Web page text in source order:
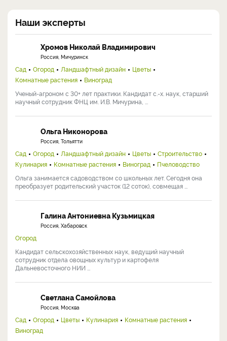
Наши эксперты
Хромов Николай Владимирович
Россия, Мичуринск
Сад Огород Ландшафтный дизайн
Цветы
Комнатные растения
Виноград
Ученый-агроном с 30+ лет практики. Кандидат с.-х. наук, старший
научный сотрудник ФНЦ им. И.В. Мичурина, ...
Ольга Никонорова
Россия, Тольятти
Сад Огород Ландшафтный дизайн Цветы
Строительство
Кулинария
Комнатные растения Виноград
Пчеловодство
Ольга занимается садоводством со школьных лет. Сегодня она
преобразует родительский участок (12 соток), совмещая ...
Галина Антониевна Кузьмицкая
Россия, Хабаровск
Огород
Кандидат сельскохозяйственных наук, ведущий научный
сотрудник отдела овощных культур и картофеля
Дальневосточного НИИ ...
Светлана Самойлова
Россия, Москва
Сад Огород Цветы Кулинария
Комнатные растения
Виноград